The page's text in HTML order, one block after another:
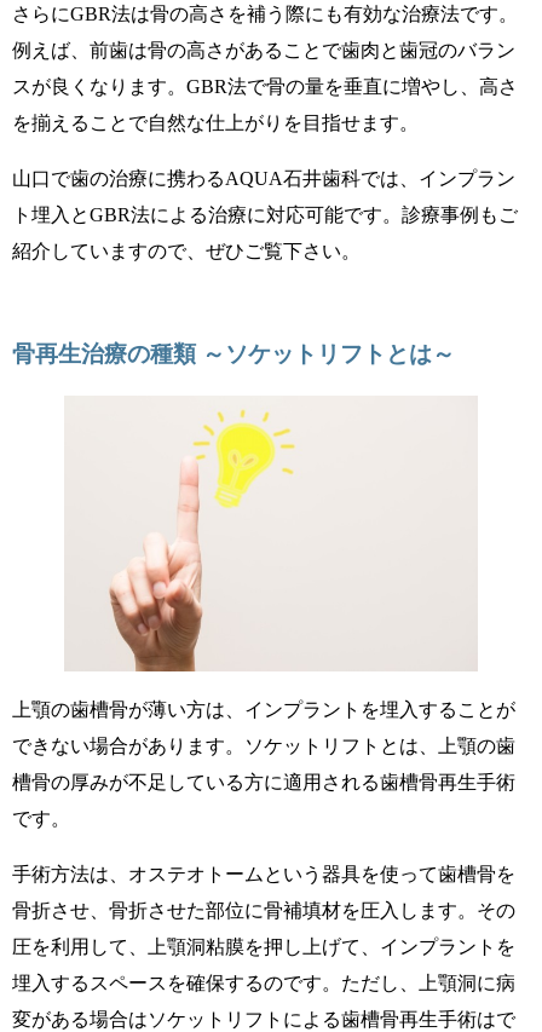
さらにGBR法は骨の高さを補う際にも有効な治療法です。
例えば、前歯は骨の高さがあることで歯肉と歯冠のバラン
スが良くなります。GBR法で骨の量を垂直に増やし、高さ
を揃えることで自然な仕上がりを目指せます。
山口で歯の治療に携わるAQUA石井歯科では、インプラン
ト埋入とGBR法による治療に対応可能です。診療事例もご
紹介していますので、ぜひご覧下さい。
骨再生治療の種類 ～ソケットリフトとは～
上顎の歯槽骨が薄い方は、インプラントを埋入することが
できない場合があります。ソケットリフトとは、上顎の歯
槽骨の厚みが不足している方に適用される歯槽骨再生手術
です。
手術方法は、オステオトームという器具を使って歯槽骨を
骨折させ、骨折させた部位に骨補填材を圧入します。その
圧を利用して、上顎洞粘膜を押し上げて、インプラントを
埋入するスペースを確保するのです。ただし、上顎洞に病
変がある場合はソケットリフトによる歯槽骨再生手術はで